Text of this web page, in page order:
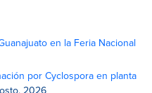
en la Feria Nacional
por Cyclospora en planta
2026